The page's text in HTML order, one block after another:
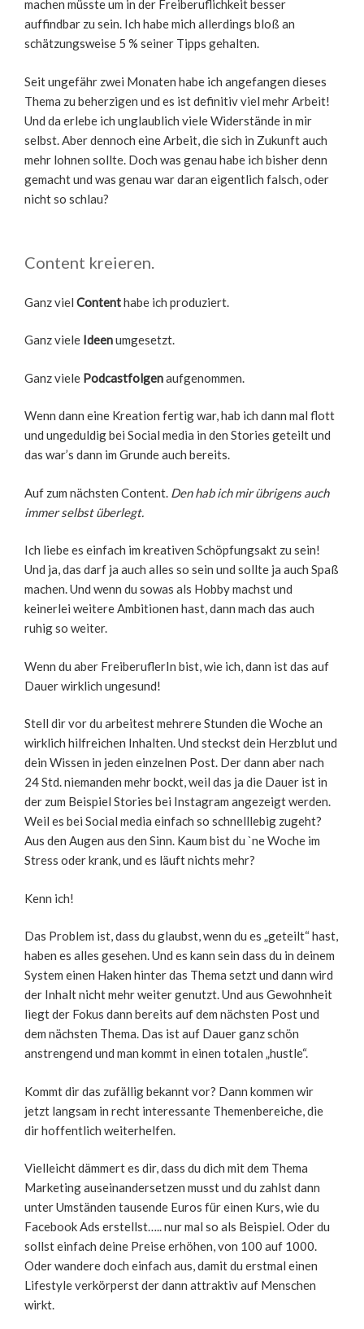
machen müsste um in der Freiberuflichkeit besser
auffindbar zu sein. Ich habe mich allerdings bloß an
schätzungsweise 5 % seiner Tipps gehalten.
Seit ungefähr zwei Monaten habe ich angefangen dieses
Thema zu beherzigen und es ist definitiv viel mehr Arbeit!
Und da erlebe ich unglaublich viele Widerstände in mir
selbst. Aber dennoch eine Arbeit, die sich in Zukunft auch
mehr lohnen sollte. Doch was genau habe ich bisher denn
gemacht und was genau war daran eigentlich falsch, oder
nicht so schlau?
Content kreieren.
Ganz viel Contenthabe ich produziert.
Ganz viele Ideenumgesetzt.
Ganz viele Podcastfolgenaufgenommen.
Wenn dann eine Kreation fertig war, hab ich dann mal flott
und ungeduldig bei Social media in den Stories geteilt und
das war’s dann im Grunde auch bereits.
Auf zum nächsten Content. Den hab ich mir übrigens auch
immer selbst überlegt.
Ich liebe es einfach im kreativen Schöpfungsakt zu sein!
Und ja, das darf ja auch alles so sein und sollte ja auch Spaß
machen. Und wenn du sowas als Hobby machst und
keinerlei weitere Ambitionen hast, dann mach das auch
ruhig so weiter.
Wenn du aber FreiberuflerIn bist, wie ich, dann ist das auf
Dauer wirklich ungesund!
Stell dir vor du arbeitest mehrere Stunden die Woche an
wirklich hilfreichen Inhalten. Und steckst dein Herzblut und
dein Wissen in jeden einzelnen Post. Der dann aber nach
24 Std. niemanden mehr bockt, weil das ja die Dauer ist in
der zum Beispiel Stories bei Instagram angezeigt werden.
Weil es bei Social media einfach so schnelllebig zugeht?
Aus den Augen aus den Sinn. Kaum bist du `ne Woche im
Stress oder krank, und es läuft nichts mehr?
Kenn ich!
Das Problem ist, dass du glaubst, wenn du es „geteilt“ hast,
haben es alles gesehen. Und es kann sein dass du in deinem
System einen Haken hinter das Thema setzt und dann wird
der Inhalt nicht mehr weiter genutzt. Und aus Gewohnheit
liegt der Fokus dann bereits auf dem nächsten Post und
dem nächsten Thema. Das ist auf Dauer ganz schön
anstrengend und man kommt in einen totalen „hustle“.
Kommt dir das zufällig bekannt vor? Dann kommen wir
jetzt langsam in recht interessante Themenbereiche, die
dir hoffentlich weiterhelfen.
Vielleicht dämmert es dir, dass du dich mit dem Thema
Marketing auseinandersetzen musst und du zahlst dann
unter Umständen tausende Euros für einen Kurs, wie du
Facebook Ads erstellst….. nur mal so als Beispiel. Oder du
sollst einfach deine Preise erhöhen, von 100 auf 1000.
Oder wandere doch einfach aus, damit du erstmal einen
Lifestyle verkörperst der dann attraktiv auf Menschen
wirkt.